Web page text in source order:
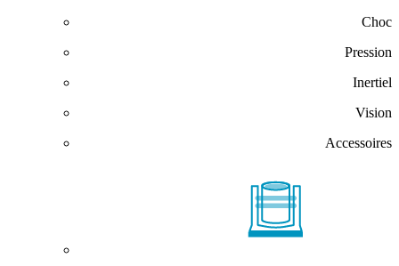
Choc
Pression
Inertiel
Vision
Accessoires